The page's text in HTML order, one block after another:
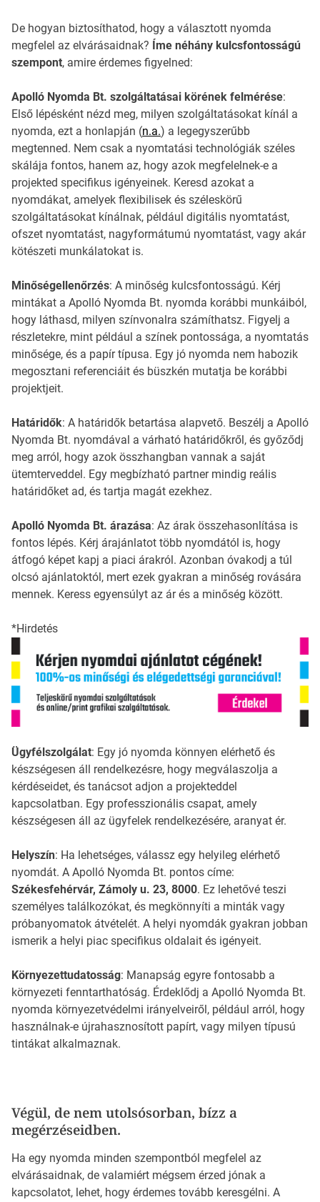
De hogyan biztosíthatod, hogy a választott nyomda
megfelel az elvárásaidnak? Íme néhány kulcsfontosságú
szempont, amire érdemes figyelned:
Apolló Nyomda Bt. szolgáltatásai körének felmérése:
Első lépésként nézd meg, milyen szolgáltatásokat kínál a
nyomda, ezt a honlapján (n.a.) a legegyszerűbb
megtenned. Nem csak a nyomtatási technológiák széles
skálája fontos, hanem az, hogy azok megfelelnek-e a
projekted specifikus igényeinek. Keresd azokat a
nyomdákat, amelyek flexibilisek és széleskörű
szolgáltatásokat kínálnak, például digitális nyomtatást,
ofszet nyomtatást, nagyformátumú nyomtatást, vagy akár
kötészeti munkálatokat is.
Minőségellenőrzés: A minőség kulcsfontosságú. Kérj
mintákat a Apolló Nyomda Bt. nyomda korábbi munkáiból,
hogy láthasd, milyen színvonalra számíthatsz. Figyelj a
részletekre, mint például a színek pontossága, a nyomtatás
minősége, és a papír típusa. Egy jó nyomda nem habozik
megosztani referenciáit és büszkén mutatja be korábbi
projektjeit.
Határidők: A határidők betartása alapvető. Beszélj a Apolló
Nyomda Bt. nyomdával a várható határidőkről, és győződj
meg arról, hogy azok összhangban vannak a saját
ütemterveddel. Egy megbízható partner mindig reális
határidőket ad, és tartja magát ezekhez.
Apolló Nyomda Bt. árazása: Az árak összehasonlítása is
fontos lépés. Kérj árajánlatot több nyomdától is, hogy
átfogó képet kapj a piaci árakról. Azonban óvakodj a túl
olcsó ajánlatoktól, mert ezek gyakran a minőség rovására
mennek. Keress egyensúlyt az ár és a minőség között.
*Hirdetés
Ügyfélszolgálat: Egy jó nyomda könnyen elérhető és
készségesen áll rendelkezésre, hogy megválaszolja a
kérdéseidet, és tanácsot adjon a projekteddel
kapcsolatban. Egy professzionális csapat, amely
készségesen áll az ügyfelek rendelkezésére, aranyat ér.
Helyszín: Ha lehetséges, válassz egy helyileg elérhető
nyomdát. A Apolló Nyomda Bt. pontos címe:
Székesfehérvár, Zámoly u. 23, 8000. Ez lehetővé teszi
személyes találkozókat, és megkönnyíti a minták vagy
próbanyomatok átvételét. A helyi nyomdák gyakran jobban
ismerik a helyi piac specifikus oldalait és igényeit.
Környezettudatosság: Manapság egyre fontosabb a
környezeti fenntarthatóság. Érdeklődj a Apolló Nyomda Bt.
nyomda környezetvédelmi irányelveiről, például arról, hogy
használnak-e újrahasznosított papírt, vagy milyen típusú
tintákat alkalmaznak.
Végül, de nem utolsósorban, bízz a
megérzéseidben.
Ha egy nyomda minden szempontból megfelel az
elvárásaidnak, de valamiért mégsem érzed jónak a
kapcsolatot, lehet, hogy érdemes tovább keresgélni. A